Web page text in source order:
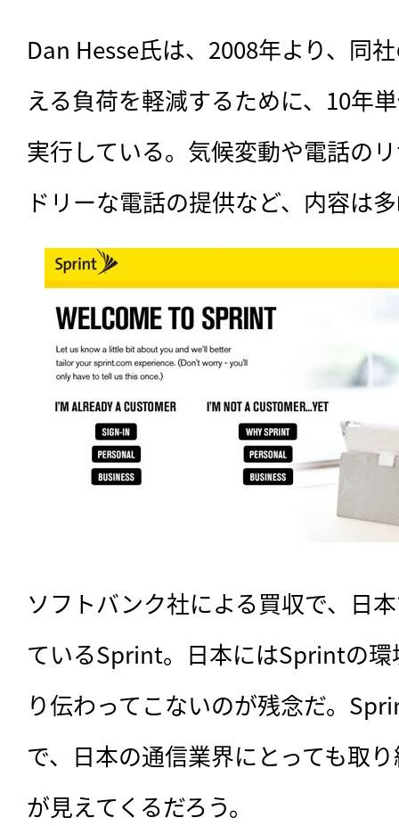
Dan Hesse氏は、2008年より、同
える負荷を軽減するために、10年
実行している。気候変動や電話の
ドリーな電話の提供など、内容は
ソフトバンク社による買収で、日
ているSprint。日本にはSprintの
り伝わってこないのが残念だ。
で、日本の通信業界にとっても取
が見えてくるだろう。